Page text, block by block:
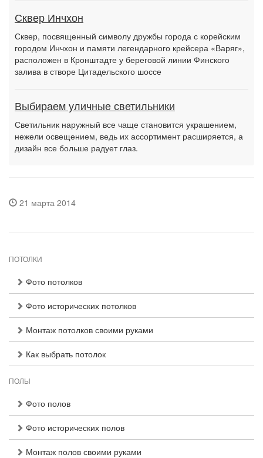
Сквер Инчхон
Сквер, посвященный символу дружбы города с корейским
городом Инчхон и памяти легендарного крейсера «Варяг»,
расположен в Кронштадте у береговой линии Финского
залива в створе Цитадельского шоссе
Выбираем уличные светильники
Светильник наружный все чаще становится украшением,
нежели освещением, ведь их ассортимент расширяется, а
дизайн все больше радует глаз.
21 марта 2014
ПОТОЛКИ
Фото потолков
Фото исторических потолков
Монтаж потолков своими руками
Как выбрать потолок
ПОЛЫ
Фото полов
Фото исторических полов
Монтаж полов своими руками